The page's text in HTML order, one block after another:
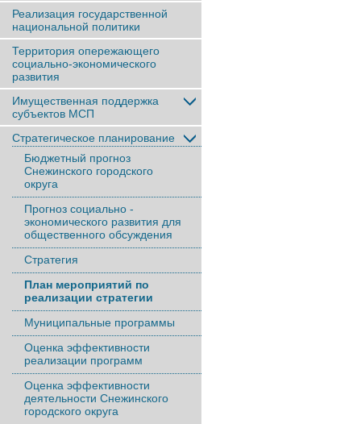
Реализация государственной
национальной политики
Территория опережающего
социально-экономического
развития
Имущественная поддержка
субъектов МСП
Стратегическое планирование
Бюджетный прогноз
Снежинского городского
округа
Прогноз социально -
экономического развития для
общественного обсуждения
Стратегия
План мероприятий по
реализации стратегии
Муниципальные программы
Оценка эффективности
реализации программ
Оценка эффективности
деятельности Снежинского
городского округа